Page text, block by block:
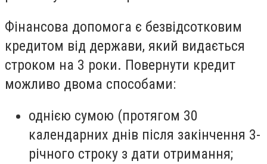
Фінансова допомога є безвідсотковим
кредитом від держави, який видається
строком на 3 роки. Повернути кредит
можливо двома способами:
однією сумою (протягом 30
календарних днів після закінчення 3-
річного строку з дати отримання;